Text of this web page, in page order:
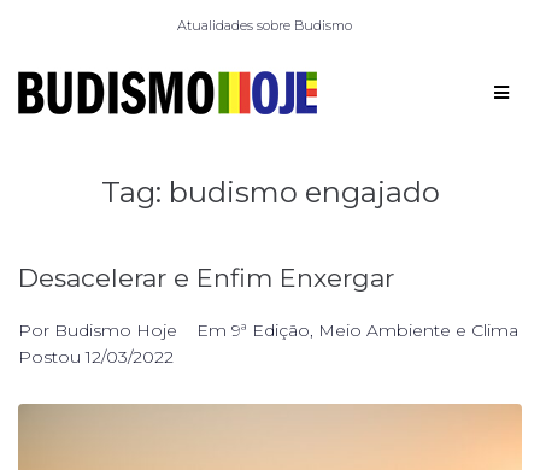
Atualidades sobre Budismo
Tag: budismo engajado
Desacelerar e Enfim Enxergar
Por Budismo Hoje Em 9ª Edição, Meio Ambiente e Clima
Postou12/03/2022